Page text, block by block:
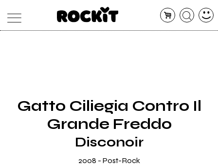
SHOP
RADIO
Gatto Ciliegia Contro Il
Grande Freddo
Disconoir
2008 - Post-Rock